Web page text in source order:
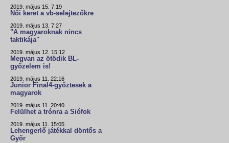
2019. május 15. 7:19
Női keret a vb-selejtezőkre
2019. május 13. 7:27
"A magyaroknak nincs
taktikája"
2019. május 12. 15:12
Megvan az ötödik BL-
győzelem is!
2019. május 11. 22:16
Junior Final4-győztesek a
magyarok
2019. május 11. 20:40
Felülhet a trónra a Siófok
2019. május 11. 15:05
Lehengerlő játékkal döntős a
Győr